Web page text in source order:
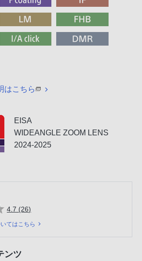
はこちら
EISA
WIDEANGLE ZOOM LENS
2024-2025
5つの星のうち
4.7 (26件のレビュー
)
てはこちら
ンツ